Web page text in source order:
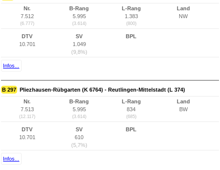
Nr.
7.512
(6.777)
B-Rang
5.995
(3.614)
L-Rang
1.383
(800)
Land
NW
DTV
10.701
SV
1.049
(9,8%)
BPL
Infos...
B 297 Pliezhausen-Rübgarten (K 6764) - Reutlingen-Mittelstadt (L 374)
Nr.
7.513
(12.117)
B-Rang
5.995
(3.614)
L-Rang
834
(685)
Land
BW
DTV
10.701
SV
610
(5,7%)
BPL
Infos...